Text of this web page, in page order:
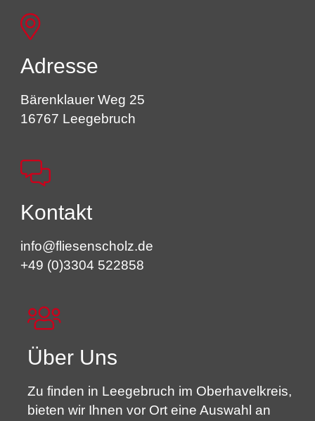
Adresse
Bärenklauer Weg 25
16767 Leegebruch
Kontakt
info@fliesenscholz.de
+49 (0)3304 522858
Über Uns
Zu finden in Leegebruch im Oberhavelkreis,
bieten wir Ihnen vor Ort eine Auswahl an